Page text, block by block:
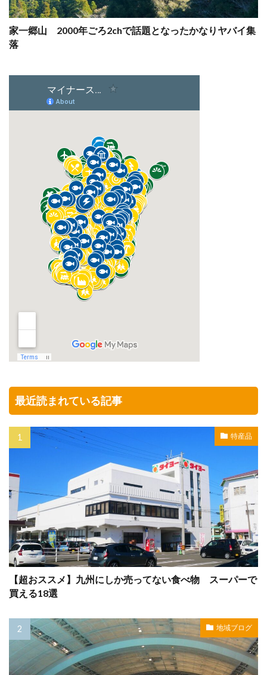
家一郷山 2000年ごろ2chで話題となったかなりヤバイ集
落
最近読まれている記事
特産品
【超おススメ】九州にしか売ってない食べ物 スーパーで
買える18選
地域ブログ